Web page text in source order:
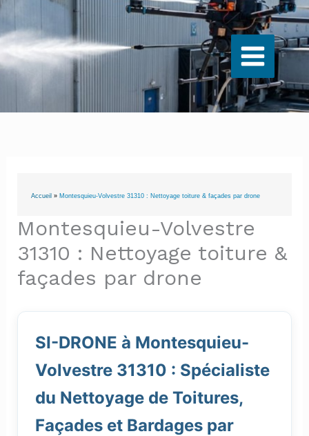
Aller
au
contenu
Accueil » Montesquieu-Volvestre 31310 : Nettoyage toiture & façades par drone
Montesquieu-Volvestre
31310 : Nettoyage toiture &
façades par drone
SI-DRONE à Montesquieu-
Volvestre 31310 : Spécialiste
du Nettoyage de Toitures,
Façades et Bardages par